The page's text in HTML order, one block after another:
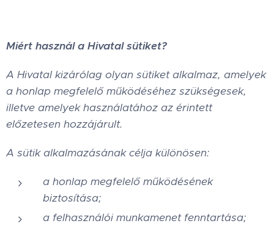
Miért használ a Hivatal sütiket?
A Hivatal kizárólag olyan sütiket alkalmaz, amelyek
a honlap megfelelő működéséhez szükségesek,
illetve amelyek használatához az érintett
előzetesen hozzájárult.
A sütik alkalmazásának célja különösen:
a honlap megfelelő működésének
biztosítása;
a felhasználói munkamenet fenntartása;